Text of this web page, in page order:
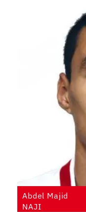
Abdel Majid
NAJI